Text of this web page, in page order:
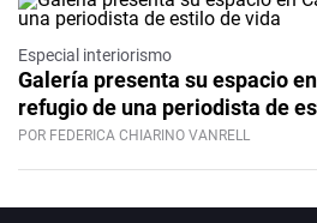
Especial interiorismo
Galería presenta su espacio
refugio de una periodista de
POR FEDERICA CHIARINO VANRELL